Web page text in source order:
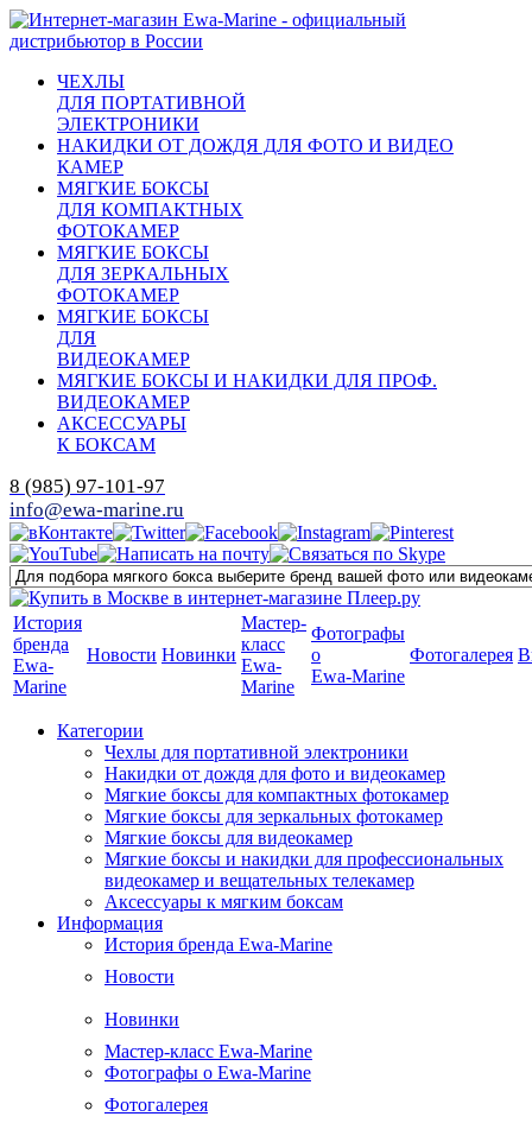
ЧЕХЛЫ
ДЛЯ ПОРТАТИВНОЙ
ЭЛЕКТРОНИКИ
НАКИДКИ ОТ ДОЖДЯ ДЛЯ ФОТО И ВИДЕО
КАМЕР
МЯГКИЕ БОКСЫ
ДЛЯ КОМПАКТНЫХ
ФОТОКАМЕР
МЯГКИЕ БОКСЫ
ДЛЯ ЗЕРКАЛЬНЫХ
ФОТОКАМЕР
МЯГКИЕ БОКСЫ
ДЛЯ
ВИДЕОКАМЕР
МЯГКИЕ БОКСЫ И НАКИДКИ ДЛЯ ПРОФ.
ВИДЕОКАМЕР
АКСЕССУАРЫ
К БОКСАМ
8 (985) 97-101-97
info@ewa-marine.ru
История
бренда
Ewa-
Marine
Новости Новинки
Мастер-
класс
Ewa-
Marine
Фотографы
о
Ewa-Marine
Фотогалерея
Категории
Чехлы для портативной электроники
Накидки от дождя для фото и видеокамер
Мягкие боксы для компактных фотокамер
Мягкие боксы для зеркальных фотокамер
Мягкие боксы для видеокамер
Мягкие боксы и накидки для профессиональных
видеокамер и вещательных телекамер
Аксессуары к мягким боксам
Информация
История бренда Ewa-Marine
Новости
Новинки
Мастер-класс Ewa-Marine
Фотографы о Ewa-Marine
Фотогалерея